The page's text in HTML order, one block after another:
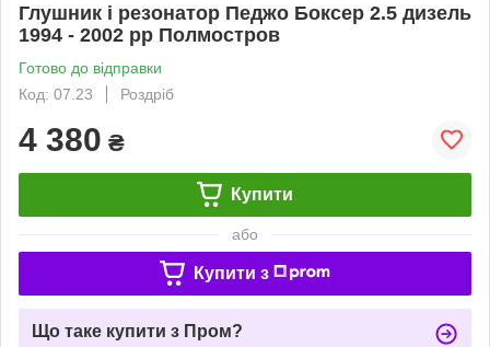
Глушник і резонатор Педжо Боксер 2.5 дизель
1994 - 2002 рр Полмостров
Готово до відправки
Код: 07.23
Роздріб
4 380 ₴
Купити
або
Купити з
Що таке купити з Пром?